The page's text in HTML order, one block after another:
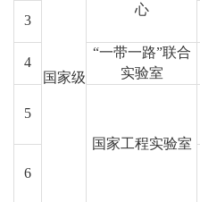
国家级
心
3
4
“一带一路”联合
实验室
5
国家工程实验室
6